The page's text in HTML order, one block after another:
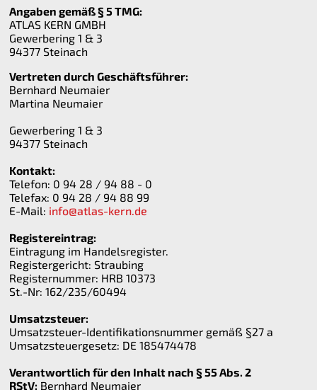
Angaben gemäß § 5 TMG:
ATLAS KERN GMBH
Gewerbering 1 & 3
94377 Steinach
Vertreten durch Geschäftsführer:
Bernhard Neumaier
Martina Neumaier
Gewerbering 1 & 3
94377 Steinach
Kontakt:
Telefon: 0 94 28 / 94 88 - 0
Telefax: 0 94 28 / 94 88 99
E-Mail: info@atlas-kern.de
Registereintrag:
Eintragung im Handelsregister.
Registergericht: Straubing
Registernummer: HRB 10373
St.-Nr: 162/235/60494
Umsatzsteuer:
Umsatzsteuer-Identifikationsnummer gemäß §27 a
Umsatzsteuergesetz: DE 185474478
Verantwortlich für den Inhalt nach § 55 Abs. 2
RStV: Bernhard Neumaier